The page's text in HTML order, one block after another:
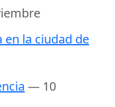
la ciudad de
— 10